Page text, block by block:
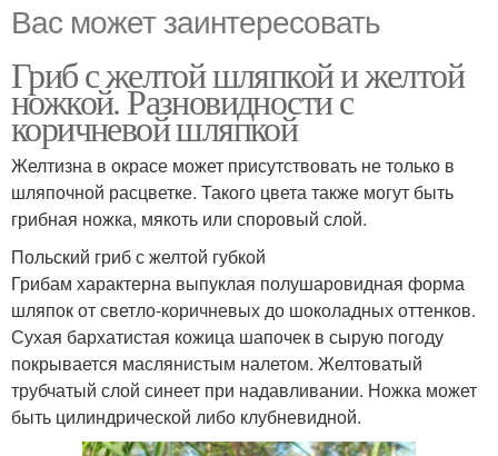
Вас может заинтересовать
Гриб с желтой шляпкой и желтой
ножкой. Разновидности с
коричневой шляпкой
Желтизна в окрасе может присутствовать не только в
шляпочной расцветке. Такого цвета также могут быть
грибная ножка, мякоть или споровый слой.
Польский гриб с желтой губкой
Грибам характерна выпуклая полушаровидная форма
шляпок от светло-коричневых до шоколадных оттенков.
Сухая бархатистая кожица шапочек в сырую погоду
покрывается маслянистым налетом. Желтоватый
трубчатый слой синеет при надавливании. Ножка может
быть цилиндрической либо клубневидной.